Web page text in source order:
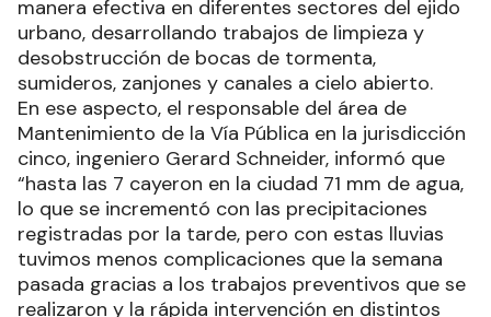
manera efectiva en diferentes sectores del ejido
urbano, desarrollando trabajos de limpieza y
desobstrucción de bocas de tormenta,
sumideros, zanjones y canales a cielo abierto.
En ese aspecto, el responsable del área de
Mantenimiento de la Vía Pública en la jurisdicción
cinco, ingeniero Gerard Schneider, informó que
“hasta las 7 cayeron en la ciudad 71 mm de agua,
lo que se incrementó con las precipitaciones
registradas por la tarde, pero con estas lluvias
tuvimos menos complicaciones que la semana
pasada gracias a los trabajos preventivos que se
realizaron y la rápida intervención en distintos